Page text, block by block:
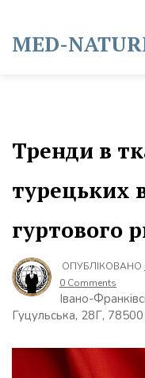
content
MED-
Тренди в
турецьких
гуртового
ОПУБЛІКОВАНО
0 Comments
Івано-
Гуцульська, 28Г, 78500